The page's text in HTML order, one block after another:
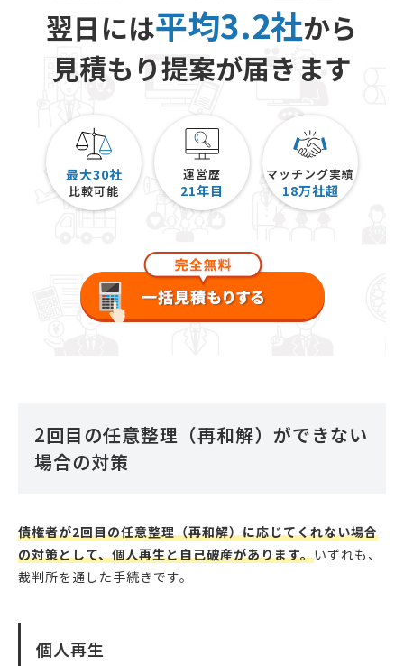
翌日には平均3.2社から
見積もり提案が届きます
最大30社
比較可能
運営歴
21年目
マッチング実績
18万社超
2回目の任意整理（再和解）ができない
場合の対策
債権者が2回目の任意整理（再和解）に応じてくれない場合
の対策として、個人再生と自己破産があります。いずれも、
裁判所を通した手続きです。
個人再生